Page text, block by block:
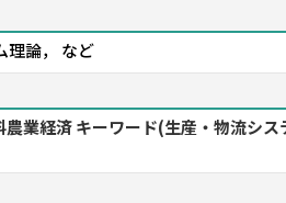
理論， など
業経済 キーワード(生産・物流シ